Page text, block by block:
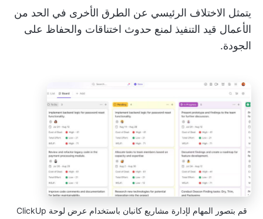
يتمثل الاختلاف الرئيسي عن الطرق الأخرى في الحد من
الأعمال قيد التنفيذ لمنع حدوث اختناقات والحفاظ على
الجودة.
قم بتصور المهام لإدارة مشاريع كانبان باستخدام عرض لوحة ClickUp